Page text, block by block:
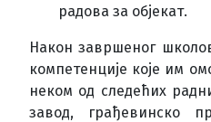
радова за објекат.​
Након завршеног
компетенције које им
неком од следећих
завод, грађевинско